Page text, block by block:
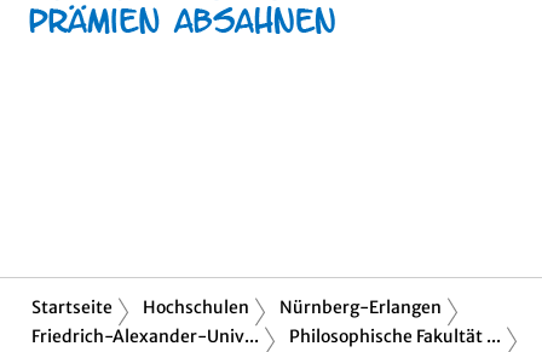
Startseite Hochschulen
Nürnberg-Erlangen
Friedrich-Alexander-Univ...
Philosophische Fakultät ...